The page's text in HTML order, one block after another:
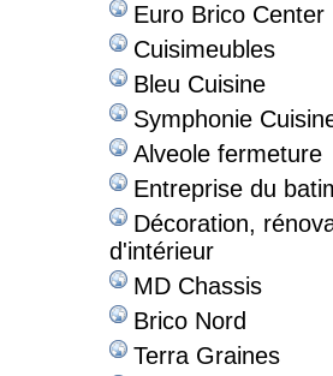
Euro Brico Center
Cuisimeubles
Bleu Cuisine
Symphonie
Alveole fermeture
Entreprise du
Décoration,
d'intérieur
MD Chassis
Brico Nord
Terra Graines